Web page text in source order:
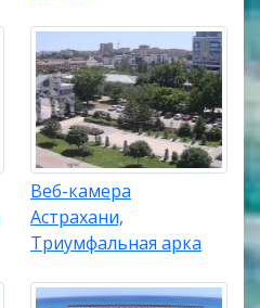
Веб-камера
Астрахани,
Триумфальная арка